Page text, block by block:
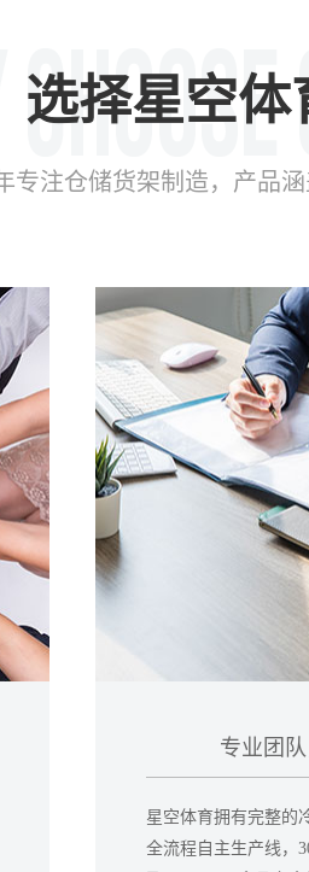
选择星空体
专注仓储货架制造，产品
专业团
星空体育拥有完整的
全流程自主生产线，